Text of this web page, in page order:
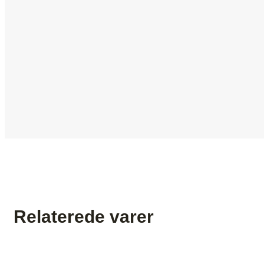
Relaterede varer